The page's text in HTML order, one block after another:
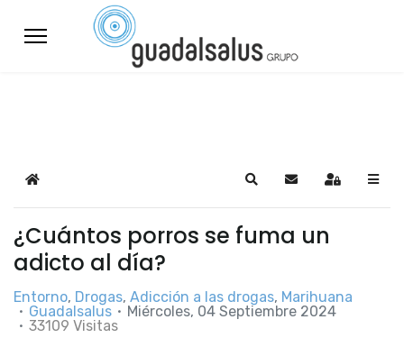
Home SearchSuscribirse a las
Sign In
¿Cuántos porros se fuma un
adicto al día?
Entorno Drogas Adicción a las drogas Marihuana
Guadalsalus
Miércoles, 04 Septiembre 2024
33109 Visitas